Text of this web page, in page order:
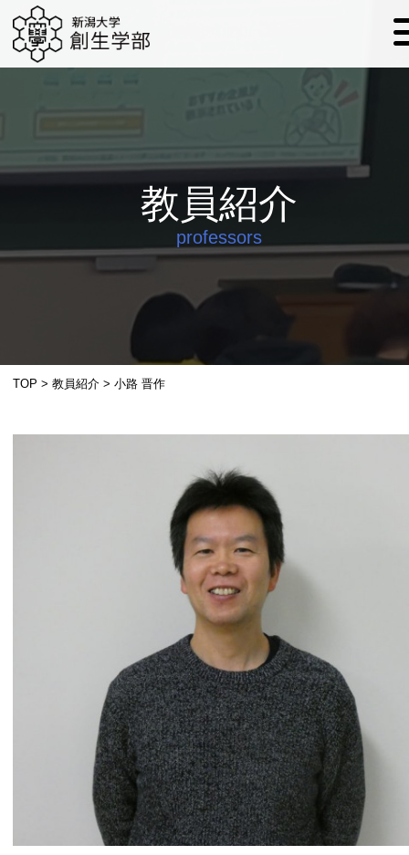
教員紹介
professors
TOP >教員紹介 >小路 晋作